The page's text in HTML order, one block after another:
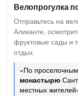
Велопрогулка
Отправьтесь на
Аликанте,
фруктовые сады и
отдых
«По
монастырю
местных